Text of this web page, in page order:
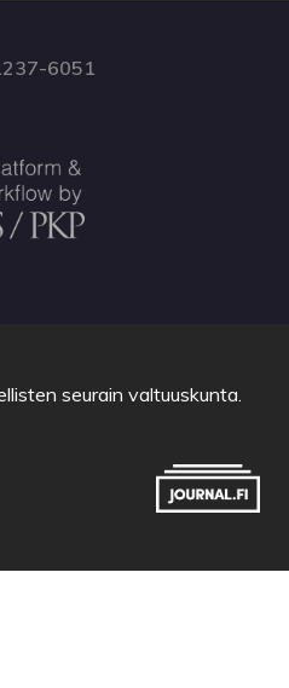
6051
seurain valtuuskunta